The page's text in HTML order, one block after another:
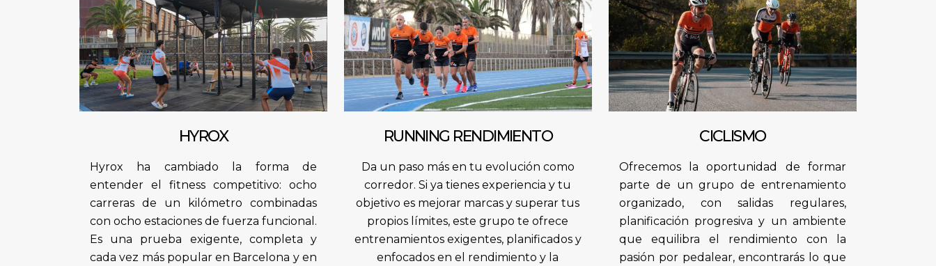
HYROX
Hyrox ha cambiado la forma de
entender el fitness competitivo: ocho
carreras de un kilómetro combinadas
con ocho estaciones de fuerza funcional.
Es una prueba exigente, completa y
cada vez más popular en Barcelona y en
RUNNING RENDIMIENTO
Da un paso más en tu evolución como
corredor. Si ya tienes experiencia y tu
objetivo es mejorar marcas y superar tus
propios límites, este grupo te ofrece
entrenamientos exigentes, planificados y
enfocados en el rendimiento y la
CICLISMO
Ofrecemos la oportunidad de formar
parte de un grupo de entrenamiento
organizado, con salidas regulares,
planificación progresiva y un ambiente
que equilibra el rendimiento con la
pasión por pedalear, encontrarás lo que